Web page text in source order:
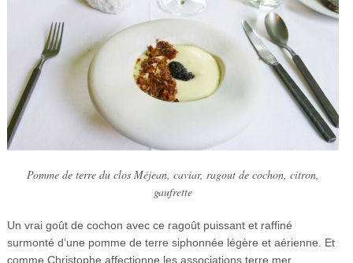
Pomme de terre du clos Méjean, caviar, ragout de cochon, citron,
gaufrette
Un vrai goût de cochon avec ce ragoût puissant et raffiné
surmonté d’une pomme de terre siphonnée légère et aérienne. Et
comme Christophe affectionne les associations terre mer